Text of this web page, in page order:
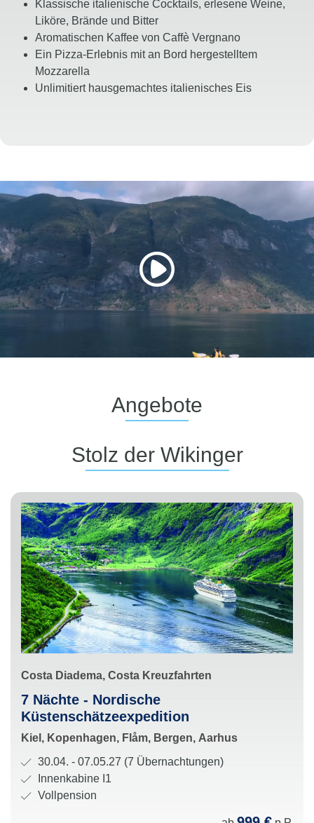
Klassische italienische Cocktails, erlesene Weine,
Liköre, Brände und Bitter
Aromatischen Kaffee von Caffè Vergnano
Ein Pizza-Erlebnis mit an Bord hergestelltem
Mozzarella
Unlimitiert hausgemachtes italienisches Eis
Play
Video
Angebote
Stolz der Wikinger
S
h
i
f
Costa Diadema, Costa Kreuzfahrten
R
o
u
e
:
7 Nächte - Nordische
Küstenschätzeexpedition
H
Kiel, Kopenhagen, Flåm, Bergen, Aarhus
R
e
i
30.04. - 07.05.27 (7 Übernachtungen)
K
a
Innenkabine I1
V
Vollpension